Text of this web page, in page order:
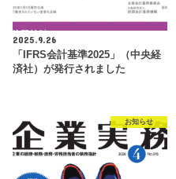
2025.9.26
「IFRS会計基準2025」（中央経
済社）が発行されました
お知らせ